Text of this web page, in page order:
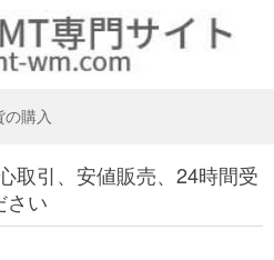
購入
取引、安値販売、24時間受
さい